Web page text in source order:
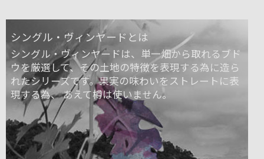
シングル・ヴィンヤードとは
シングル・ヴィンヤードは、単一畑から取れるブド
ウを厳選して、その土地の特徴を表現する為に造ら
れたシリーズです。果実の味わいをストレートに表
現する為、 あえて樽は使いません。